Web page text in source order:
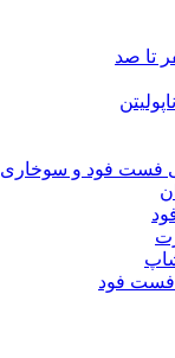
تا صد
فست فود و سوخاری
فست فود